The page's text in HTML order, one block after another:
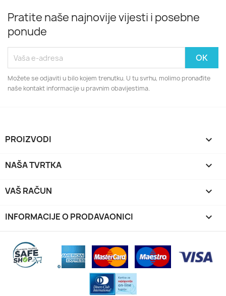
Pratite naše najnovije vijesti i posebne
ponude
Možete se odjaviti u bilo kojem trenutku. U tu svrhu, molimo pronađite
naše kontakt informacije u pravnim obavijestima.
PROIZVODI 
NAŠA TVRTKA 
VAŠ RAČUN 
INFORMACIJE O PRODAVAONICI keyboard_arrow_down